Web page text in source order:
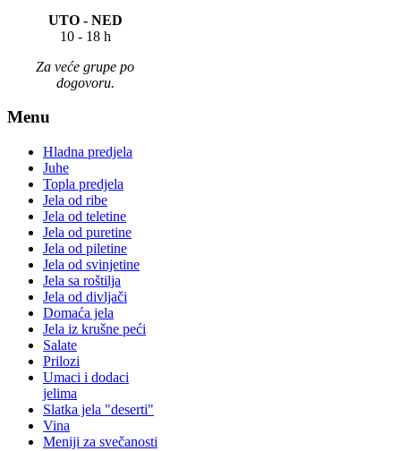
UTO - NED
10 - 18 h
Za veće grupe po
dogovoru.
Menu
Hladna predjela
Juhe
Topla predjela
Jela od ribe
Jela od teletine
Jela od puretine
Jela od piletine
Jela od svinjetine
Jela sa roštilja
Jela od divljači
Domaća jela
Jela iz krušne peći
Salate
Prilozi
Umaci i dodaci
jelima
Slatka jela "deserti"
Vina
Meniji za svečanosti